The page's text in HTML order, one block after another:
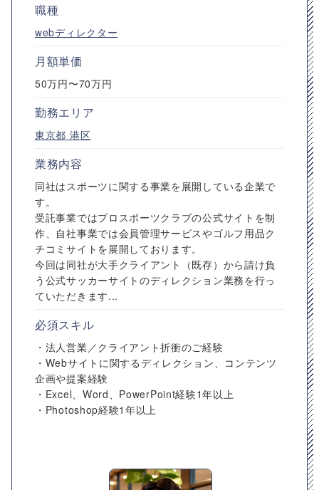
職種
webディレクター
月額単価
50万円〜70万円
勤務エリア
東京都 港区
業務内容
同社はスポーツに関する事業を展開している企業で
す。
受託事業ではプロスポーツクラブの公式サイトを制
作、自社事業では会員管理サービスやゴルフ用品ク
チコミサイトを展開しております。
今回は同社が大手クライアント（既存）から請け負
う公式サッカーサイトのディレクション業務を行っ
ていただきます...
必須スキル
・法人営業／クライアント折衝のご経験
・Webサイトに関するディレクション、コンテンツ
企画や提案経験
・Excel、Word、PowerPoint経験1年以上
・Photoshop経験1年以上